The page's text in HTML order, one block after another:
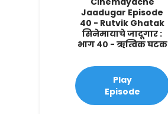
Jaadugar Episode
40 - Rutvik Ghatak
सिनेमायाचे जादूगार :
भाग ४० - ऋत्विक घटक
Play
Episode